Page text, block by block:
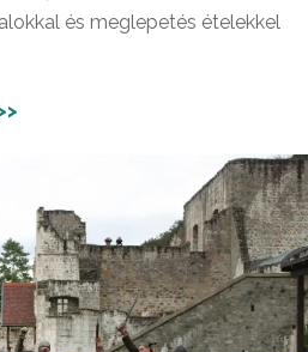
és meglepetés ételekkel